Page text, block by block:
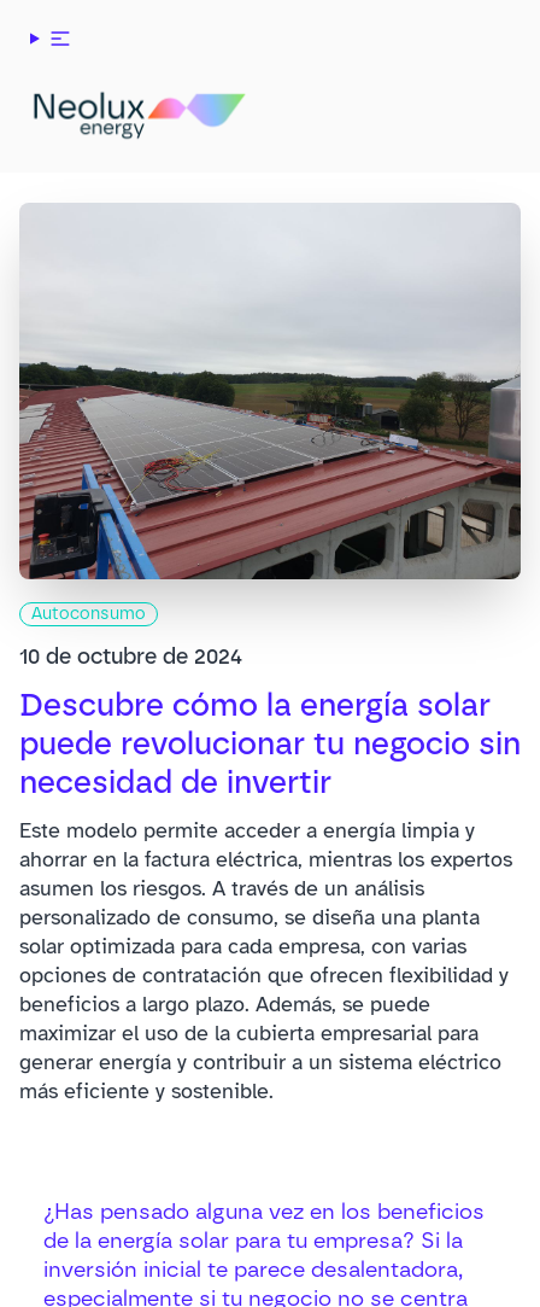
Autoconsumo
10 de octubre de 2024
Descubre cómo la energía solar
puede revolucionar tu negocio sin
necesidad de invertir
Este modelo permite acceder a energía limpia y
ahorrar en la factura eléctrica, mientras los expertos
asumen los riesgos. A través de un análisis
personalizado de consumo, se diseña una planta
solar optimizada para cada empresa, con varias
opciones de contratación que ofrecen flexibilidad y
beneficios a largo plazo. Además, se puede
maximizar el uso de la cubierta empresarial para
generar energía y contribuir a un sistema eléctrico
más eficiente y sostenible.
¿Has pensado alguna vez en los beneficios
de la energía solar para tu empresa? Si la
inversión inicial te parece desalentadora,
especialmente si tu negocio no se centra